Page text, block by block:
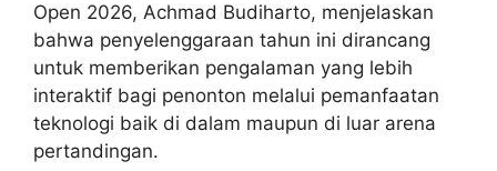
Open 2026, Achmad Budiharto, menjelaskan
bahwa penyelenggaraan tahun ini dirancang
untuk memberikan pengalaman yang lebih
interaktif bagi penonton melalui pemanfaatan
teknologi baik di dalam maupun di luar arena
pertandingan.